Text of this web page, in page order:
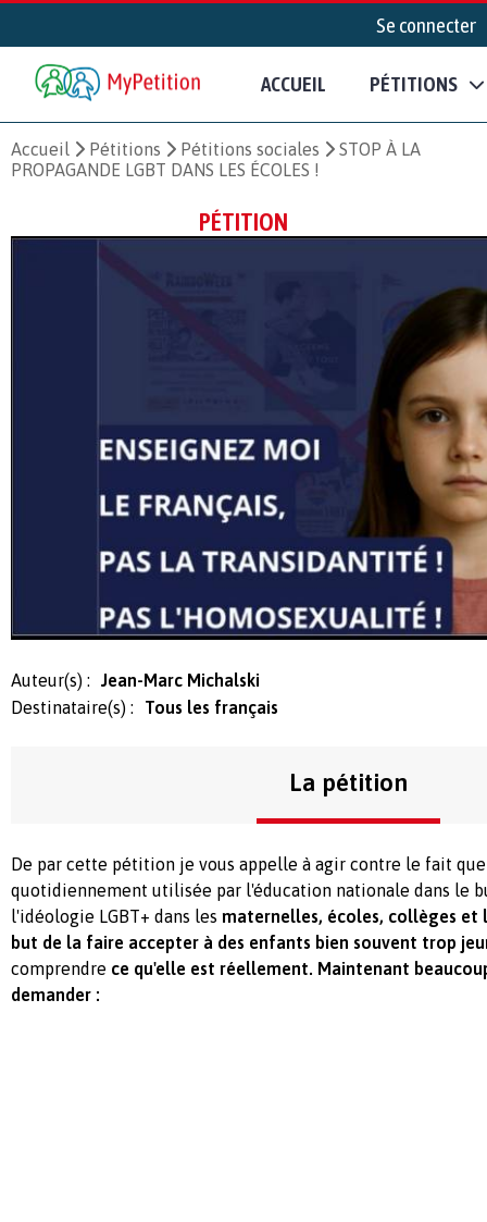
Se connecter
ACCUEIL PÉTITIONS
Accueil Pétitions Pétitions sociales
STOP À LA
PROPAGANDE LGBT DANS LES ÉCOLES !
PÉTITION
Auteur(s) :
Jean-Marc Michalski
Destinataire(s) :
Tous les français
La pétition
De par cette pétition je vous appelle à agir contre le fait
quotidiennement utilisée par l'éducation nationale dans le
l'idéologie LGBT+ dans les maternelles, écoles, collèges et
but de la faire accepter à des enfants bien souvent trop
comprendre ce qu'elle est réellement. Maintenant
demander :